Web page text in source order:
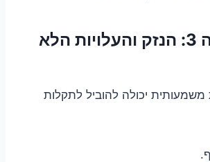
4.3. מערכה 3: הנזק והעלויות הלא
יכולה להוביל לתקלות